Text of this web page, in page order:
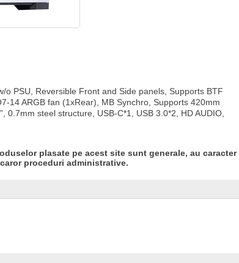
o PSU, Reversible Front and Side panels, Supports BTF
14 ARGB fan (1xRear), MB Synchro, Supports 420mm
0.7mm steel structure, USB-C*1, USB 3.0*2, HD AUDIO,
plasate pe acest site sunt generale, au caracter
proceduri administrative.